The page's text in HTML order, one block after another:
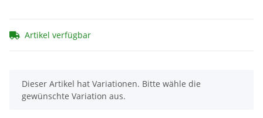
Artikel verfügbar
x
Dieser Artikel hat Variationen. Bitte wähle die
gewünschte Variation aus.